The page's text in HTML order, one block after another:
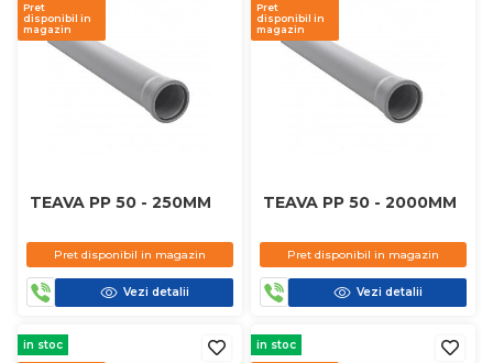
Pret
disponibil in
magazin
TEAVA PP 50 - 250MM
Pret disponibil in magazin
Vezi detalii
Pret
disponibil in
magazin
TEAVA PP 50 - 2000MM
Pret disponibil in magazin
Vezi detalii
in stoc in stoc